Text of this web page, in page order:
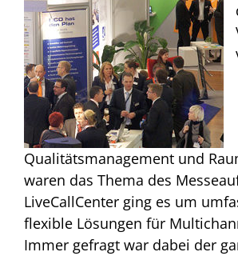
Qualitätsmanagement und
waren das Thema des
LiveCallCenter ging es um
flexible Lösungen für
Immer gefragt war dabei der